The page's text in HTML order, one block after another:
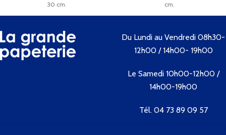
30 cm.
cm.
Du Lundi au Vendredi 08h30-
12h00 / 14h00- 19h00
Le Samedi 10h00-12h00 /
14h00-19h00
Tél. 04 73 89 09 57